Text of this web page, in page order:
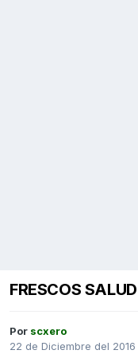
FRESCOS
Por scxero
22 de Diciembre del 2016